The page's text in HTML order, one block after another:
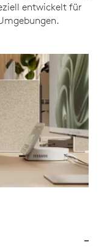
entwickelt für